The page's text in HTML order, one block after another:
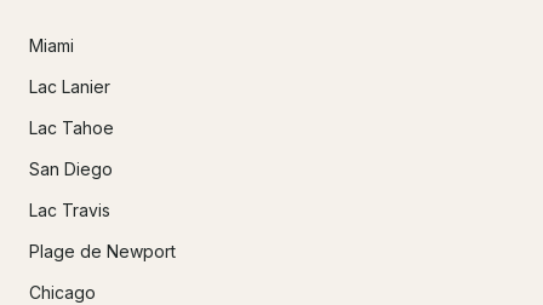
Miami
Lac Lanier
Lac Tahoe
San Diego
Lac Travis
Plage de Newport
Chicago